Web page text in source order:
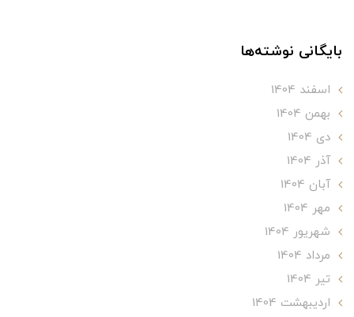
بایگانی نوشته‌ها
اسفند 1404
بهمن 1404
دی 1404
آذر 1404
آبان 1404
مهر 1404
شهریور 1404
مرداد 1404
تير 1404
ارديبهشت 1404